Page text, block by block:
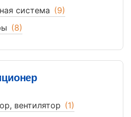
система (9)
(8)
вентилятор (1)